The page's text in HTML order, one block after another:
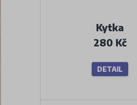
Kytka
280 Kč
DETAIL